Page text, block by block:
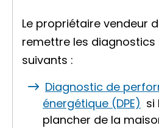
Le propriétaire vendeur
remettre les diagnostics
suivants :
Diagnostic de
énergétique (DPE) si
plancher de la